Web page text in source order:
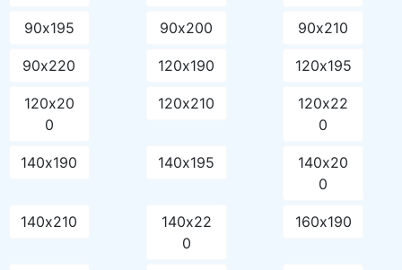
90х195 90х200 90х210
90х220 120х190 120х195
120х20
0
120х210
120х22
0
140х190 140х195
140х20
0
140х210
140х22
0
160х190